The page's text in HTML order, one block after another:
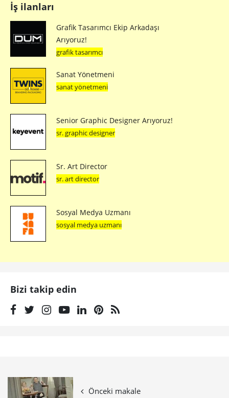
İş ilanları
Grafik Tasarımcı Ekip Arkadaşı
Arıyoruz!
grafik tasarımcı
Sanat Yönetmeni
sanat yönetmeni
Senior Graphic Designer Arıyoruz!
sr. graphic designer
Sr. Art Director
sr. art director
Sosyal Medya Uzmanı
sosyal medya uzmanı
Bizi takip edin
Önceki makale